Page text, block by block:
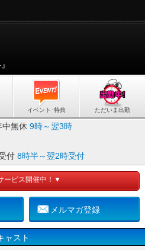
イベント･特典 ただいま出勤
中無休 9時～翌3時
付 8時半～翌2時受付
ービス開催中！▼
メルマガ登録
ャスト